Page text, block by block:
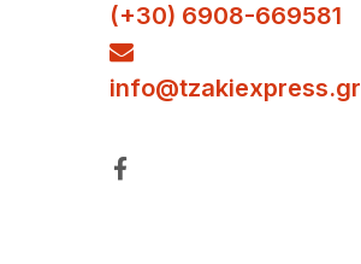
(+30) 6908-669581
info@tzakiexpress.gr